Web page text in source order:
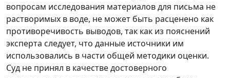
вопросам исследования материалов для письма не
растворимых в воде, не может быть расценено как
противоречивость выводов, так как из пояснений
эксперта следует, что данные источники им
использовались в части общей методики оценки.
Суд не принял в качестве достоверного